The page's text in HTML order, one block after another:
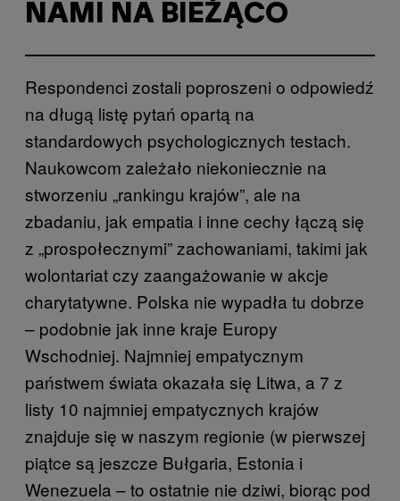
NAMI NA BIEŻĄCO
Respondenci zostali poproszeni o odpowiedź
na długą listę pytań opartą na
standardowych psychologicznych testach.
Naukowcom zależało niekoniecznie na
stworzeniu „rankingu krajów”, ale na
zbadaniu, jak empatia i inne cechy łączą się
z „prospołecznymi” zachowaniami, takimi jak
wolontariat czy zaangażowanie w akcje
charytatywne. Polska nie wypadła tu dobrze
– podobnie jak inne kraje Europy
Wschodniej. Najmniej empatycznym
państwem świata okazała się Litwa, a 7 z
listy 10 najmniej empatycznych krajów
znajduje się w naszym regionie (w pierwszej
piątce są jeszcze Bułgaria, Estonia i
Wenezuela – to ostatnie nie dziwi, biorąc pod